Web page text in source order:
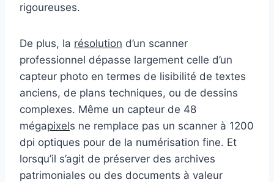
rigoureuses.
De plus, la résolution d’un scanner
professionnel dépasse largement celle d’un
capteur photo en termes de lisibilité de textes
anciens, de plans techniques, ou de dessins
complexes. Même un capteur de 48
mégapixels ne remplace pas un scanner à 1200
dpi optiques pour de la numérisation fine. Et
lorsqu’il s’agit de préserver des archives
patrimoniales ou des documents à valeur